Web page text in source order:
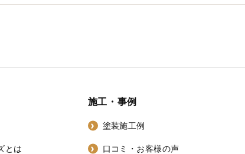
とは
施工・事例
塗装施工例
口コミ・お客様の声